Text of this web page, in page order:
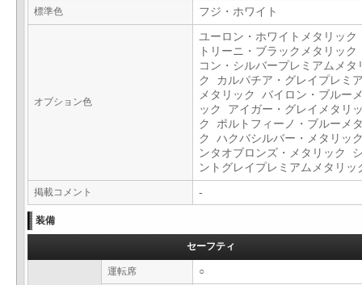
標準色 フジ・ホワイト
オプション色
ユーロン・ホワイトメタリッ
トリーニ・ブラックメタリッ
コン・シルバープレミアムメタ
ク カルパチア・グレイプレミ
メタリック バイロン・ブルー
ック アイガー・グレイメタリ
ク ポルトフィーノ・ブルーメ
ク ハクバシルバー・メタリッ
ンタオブロンズ・メタリック
ントグレイプレミアムメタリ
掲載コメント -
装備
セーフティ
運転席 ○